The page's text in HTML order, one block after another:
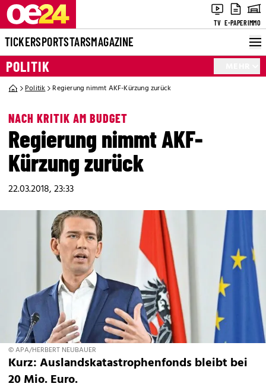
TV E-PAPERIMMO
TICKERSPORTSTARSMAGAZINE
POLITIK
Politik Regierung nimmt AKF-Kürzung zurück
NACH KRITIK AM BUDGET
Regierung nimmt AKF-
Kürzung zurück
22.03.2018, 23:33
© APA/HERBERT NEUBAUER
Kurz: Auslandskatastrophenfonds bleibt bei
20 Mio. Euro.